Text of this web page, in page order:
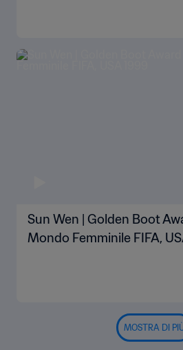
Sun Wen | Golden Boot
Mondo Femminile FIFA,
MOSTRA DI